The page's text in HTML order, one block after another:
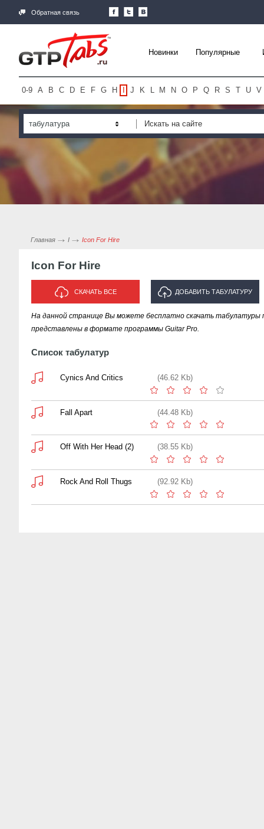
Обратная связь
Новинки Популярные
0-9 A B C D E F G H J K L M N O P Q R S T U V
табулатура
Главная I Icon For Hire
Icon For Hire
СКАЧАТЬ ВСЕ ДОБАВИТЬ ТАБУЛАТУРУ
ИСПОЛНИТЕЛЯ "ICON FOR HIRE"
На данной странице Вы можете бесплатно скачать табулатуры
представлены в формате программы Guitar Pro.
Список табулатур
Cynics And Critics (46.62 Kb)
Fall Apart (44.48 Kb)
Off With Her Head (2) (38.55 Kb)
Rock And Roll Thugs (92.92 Kb)